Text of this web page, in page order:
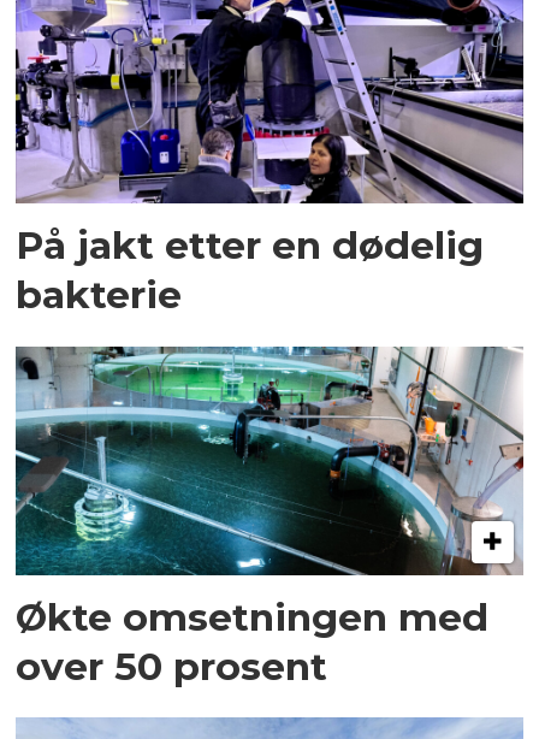
På jakt etter en dødelig
bakterie
Økte omsetningen med
over 50 prosent